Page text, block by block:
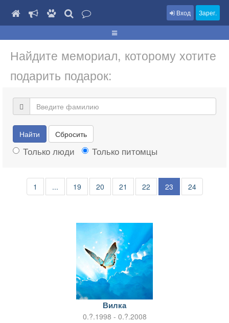
Вход Зарег.
Найдите мемориал, которому хотите
подарить подарок:
Найти Сбросить
Только люди Только питомцы
1 ... 19 20 21 22 23 24
Вилка
0.?.1998 - 0.?.2008